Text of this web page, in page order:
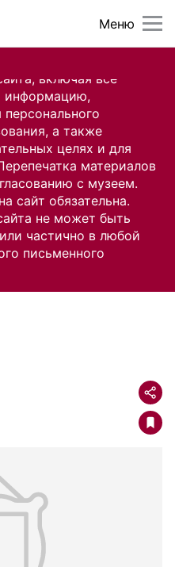
включая все
информацию,
а также
целях и для
материалов
с музеем.
сайт обязательна.
не может быть
частично в любой
письменного
Меню